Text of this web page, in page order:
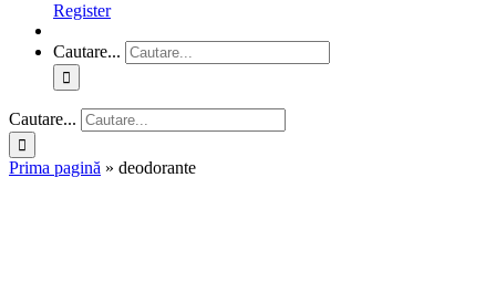
Register
Cautare...
Cautare...
Prima pagină » deodorante